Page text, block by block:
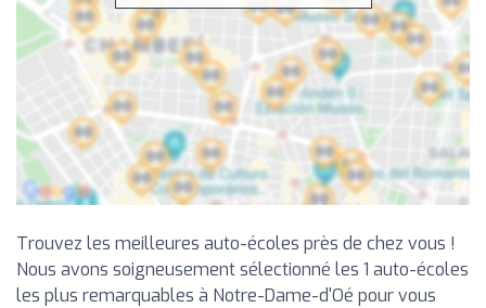
Trouvez les meilleures auto-écoles près de chez vous !
Nous avons soigneusement sélectionné les 1 auto-écoles
les plus remarquables à Notre-Dame-d'Oé pour vous